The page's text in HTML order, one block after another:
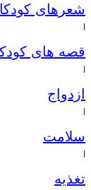
شعرهای
|
قصه های
|
ازدواج
|
سلامت
|
تغذیه